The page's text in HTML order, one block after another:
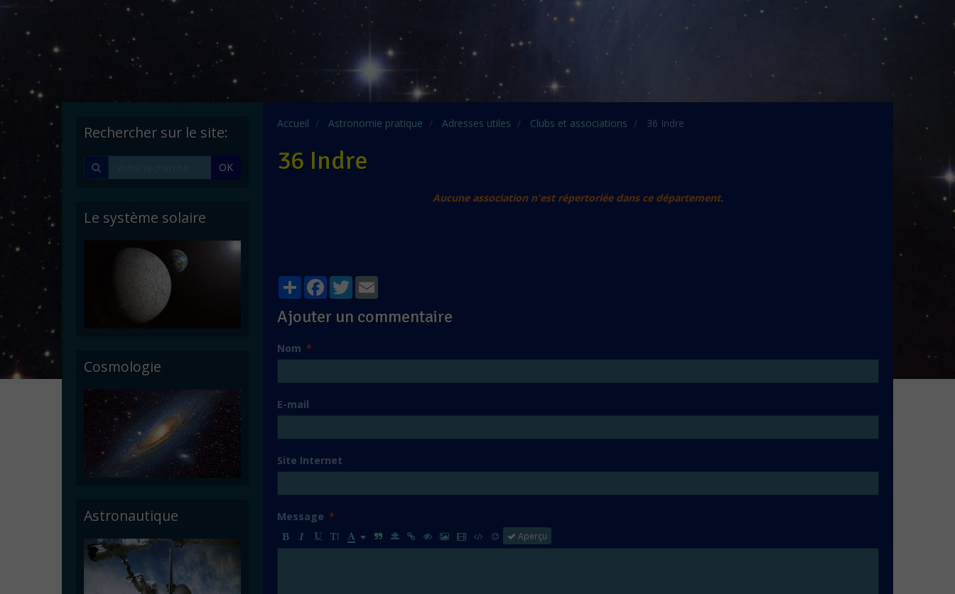
Accueil Astronomie pratique Adresses utiles Clubs et associations 36 Indre
36 Indre
Aucune association n'est répertoriée dans ce département.
PartagerFacebook
TwitterEmail
Ajouter un commentaire
Nom
E-mail
Site Internet
Message
Aperçu
Rechercher sur le site:
OK
Le système solaire
Cosmologie
Astronautique